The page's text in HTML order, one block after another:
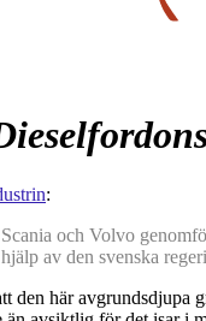
:
och Volvo
av den svenska
den här avgrundsdjupa